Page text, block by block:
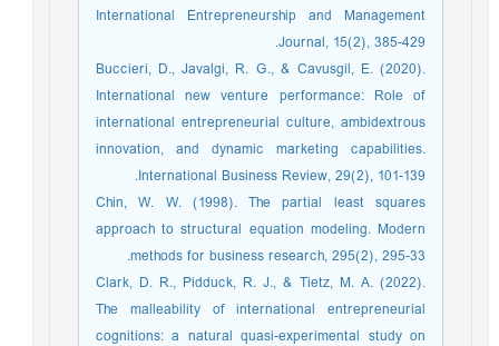
International Entrepreneurship and Management
Journal, 15(2), 385-429.
Buccieri, D., Javalgi, R. G., & Cavusgil, E. (2020).
International new venture performance: Role of
international entrepreneurial culture, ambidextrous
innovation, and dynamic marketing capabilities.
International Business Review, 29(2), 101-139.
Chin, W. W. (1998). The partial least squares
approach to structural equation modeling. Modern
methods for business research, 295(2), 295-33.
Clark, D. R., Pidduck, R. J., & Tietz, M. A. (2022).
The malleability of international entrepreneurial
cognitions: a natural quasi-experimental study on